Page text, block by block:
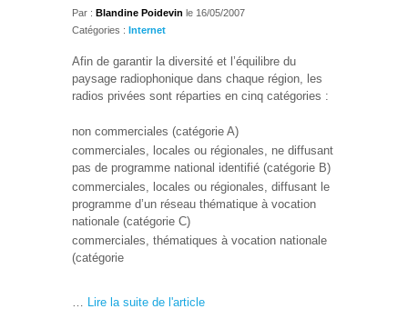
Par : Blandine Poidevin le 16/05/2007
Catégories : Internet
Afin de garantir la diversité et l’équilibre du
paysage radiophonique dans chaque région, les
radios privées sont réparties en cinq catégories :
non commerciales (catégorie A)
commerciales, locales ou régionales, ne diffusant
pas de programme national identifié (catégorie B)
commerciales, locales ou régionales, diffusant le
programme d’un réseau thématique à vocation
nationale (catégorie C)
commerciales, thématiques à vocation nationale
(catégorie
… Lire la suite de l'article